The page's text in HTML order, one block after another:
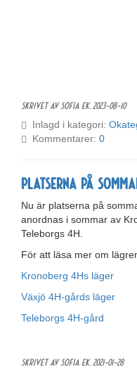
Skrivet av Sofia Ek,2023-08-10
Inlagd i kategori:
Kommentarer: 0
Platserna på
Nu är platserna på
anordnas i sommar av
Teleborgs 4H.
För att läsa mer om
Kronoberg 4Hs läger
Växjö 4H-gårds läger
Teleborgs 4H-gård
Skrivet av Sofia Ek,2021-01-28